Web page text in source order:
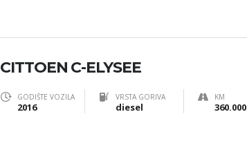
CITTOEN C-ELYSEE
GODIŠTE VOZILA
2016
VRSTA GORIVA
diesel
KM
360.000